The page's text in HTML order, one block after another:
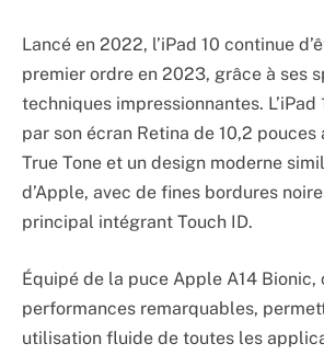
Lancé en 2022, l’iPad 10 continue
premier ordre en 2023, grâce à ses
techniques impressionnantes. L’iPad
par son écran Retina de 10,2
True Tone et un design moderne
d’Apple, avec de fines bordures
principal intégrant Touch ID.
Équipé de la puce Apple A14
performances remarquables,
utilisation fluide de toutes les